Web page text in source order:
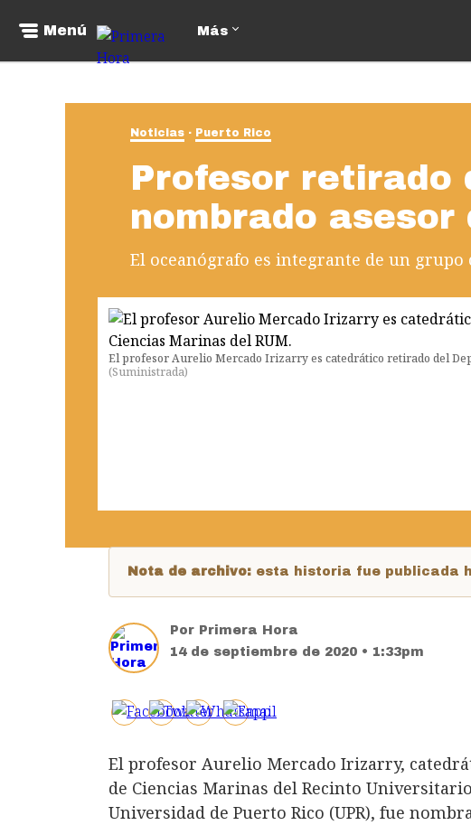
Menú Más
Noticias Puerto Rico
Profesor retirado
nombrado asesor
El oceanógrafo es integrante de un
El profesor Aurelio Mercado Irizarry es catedrático retirado del
(Suministrada)
Nota de archivo: esta historia fue publicada
Por Primera Hora
14 de septiembre de 2020 • 1:33pm
El profesor Aurelio Mercado Irizarry,
de Ciencias Marinas del Recinto
Universidad de Puerto Rico (UPR), fue